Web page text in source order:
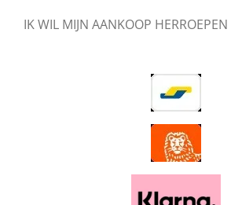
IK WIL MIJN AANKOOP HERROEPEN